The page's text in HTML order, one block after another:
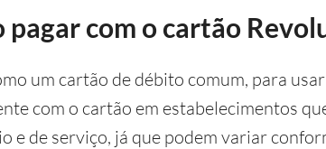
pagar com o cartão
um cartão de débito comum, para
com o cartão em estabelecimentos
e de serviço, já que podem variar